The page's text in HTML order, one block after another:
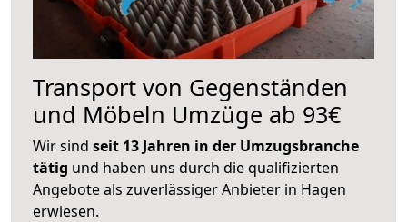
Transport von Gegenständen
und Möbeln Umzüge ab 93€
Wir sind seit 13 Jahren in der Umzugsbranche
tätig und haben uns durch die qualifizierten
Angebote als zuverlässiger Anbieter in Hagen
erwiesen.